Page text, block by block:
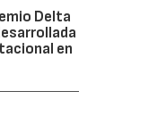
Delta
en